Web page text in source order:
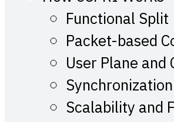
Functional Split
Packet-based
User Plane
Synchronization
Scalability and